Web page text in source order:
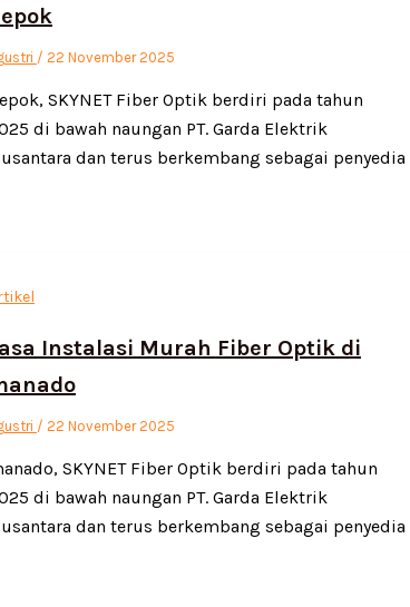
/ 22 November 2025
SKYNET Fiber Optik berdiri pada tahun
di bawah naungan PT. Garda Elektrik
dan terus berkembang sebagai penyedia
Instalasi Murah Fiber Optik di
/ 22 November 2025
SKYNET Fiber Optik berdiri pada tahun
di bawah naungan PT. Garda Elektrik
dan terus berkembang sebagai penyedia